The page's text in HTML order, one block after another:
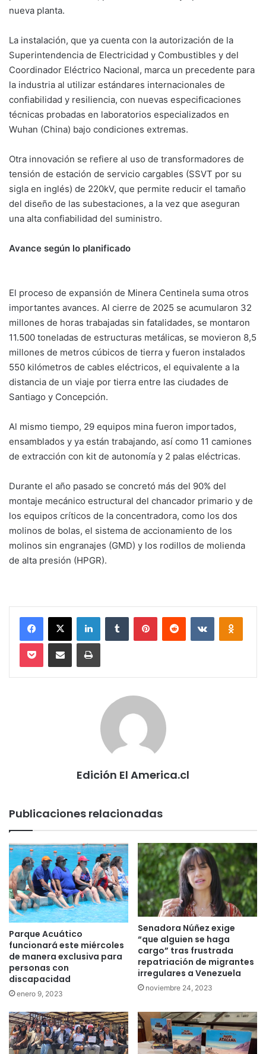
nueva planta.
La instalación, que ya cuenta con la autorización de la
Superintendencia de Electricidad y Combustibles y del
Coordinador Eléctrico Nacional, marca un precedente para
la industria al utilizar estándares internacionales de
confiabilidad y resiliencia, con nuevas especificaciones
técnicas probadas en laboratorios especializados en
Wuhan (China) bajo condiciones extremas.
Otra innovación se refiere al uso de transformadores de
tensión de estación de servicio cargables (SSVT por su
sigla en inglés) de 220kV, que permite reducir el tamaño
del diseño de las subestaciones, a la vez que aseguran
una alta confiabilidad del suministro.
Avance según lo planificado
El proceso de expansión de Minera Centinela suma otros
importantes avances. Al cierre de 2025 se acumularon 32
millones de horas trabajadas sin fatalidades, se montaron
11.500 toneladas de estructuras metálicas, se movieron 8,5
millones de metros cúbicos de tierra y fueron instalados
550 kilómetros de cables eléctricos, el equivalente a la
distancia de un viaje por tierra entre las ciudades de
Santiago y Concepción.
Al mismo tiempo, 29 equipos mina fueron importados,
ensamblados y ya están trabajando, así como 11 camiones
de extracción con kit de autonomía y 2 palas eléctricas.
Durante el año pasado se concretó más del 90% del
montaje mecánico estructural del chancador primario y de
los equipos críticos de la concentradora, como los dos
molinos de bolas, el sistema de accionamiento de los
molinos sin engranajes (GMD) y los rodillos de molienda
de alta presión (HPGR).
Facebook
X LinkedInTumblr PinterestReddit VKontakte
Pocket Compartir via email Imprimir
Edición El America.cl
Publicaciones relacionadas
Parque Acuático
funcionará este miércoles
de manera exclusiva para
personas con
discapacidad
enero 9, 2023
Senadora Núñez exige
“que alguien se haga
cargo” tras frustrada
repatriación de migrantes
irregulares a Venezuela
noviembre 24, 2023